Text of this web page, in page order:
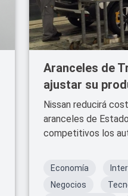
Aranceles de
ajustar su
Nissan reducirá
aranceles de
competitivos los
Economía
Negocios